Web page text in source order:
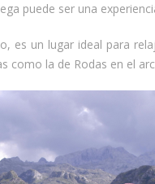
puede ser una
es un lugar ideal para
como la de Rodas en el